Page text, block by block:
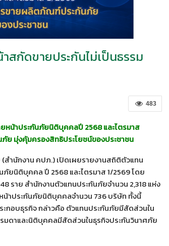
กัดขายประกันไม่เป็นธรรม
483
หน้าประกันภัยนิติบุคคลปี 2568 และไตรมาส
ย มุ่งคุ้มครองสิทธิประโยชน์ของประชาชน
สำนักงาน คปภ.) เปิดเผยรายงานสถิติตัวแทน
ยนิติบุคคล ปี 2568 และไตรมาส 1/2569 โดย
ราย สำนักงานตัวแทนประกันภัยจำนวน 2,318 แห่ง
น้าประกันภัยนิติบุคคลจำนวน 736 บริษัท ทั้งนี้
อบธุรกิจ กล่าวคือ ตัวแทนประกันภัยมีสัดส่วนใน
มดาและนิติบุคคลมีสัดส่วนในธุรกิจประกันวินาศภัย